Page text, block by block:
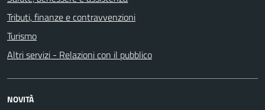
Tributi, finanze e contravvenzioni
Turismo
Altri servizi - Relazioni con il pubblico
NOVITÀ